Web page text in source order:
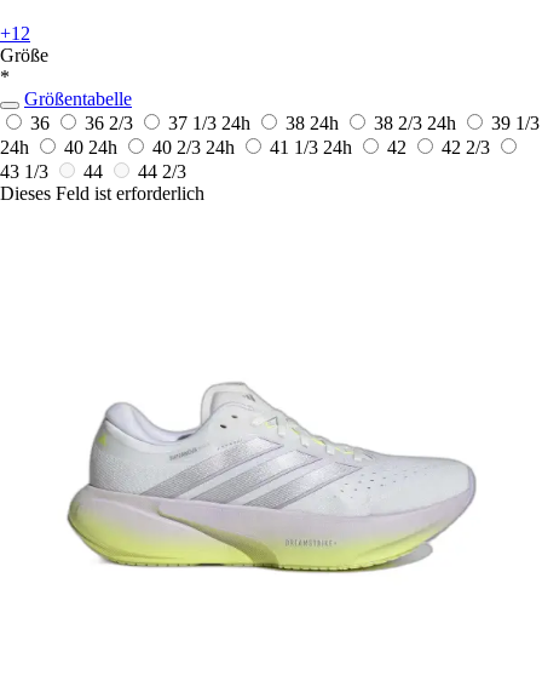
+12
Größe
*
Größentabelle
36
36 2/3 37 1/3 24h 38 24h 38 2/3 24h
39 1/3
24h
40 24h 40 2/3 24h 41 1/3 24h 42
42 2/3
43 1/3
44
44 2/3
Dieses Feld ist erforderlich